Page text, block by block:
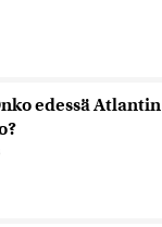
edessä Atlantin